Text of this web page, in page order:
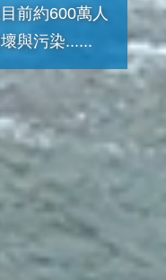
前約600萬人
與污染......